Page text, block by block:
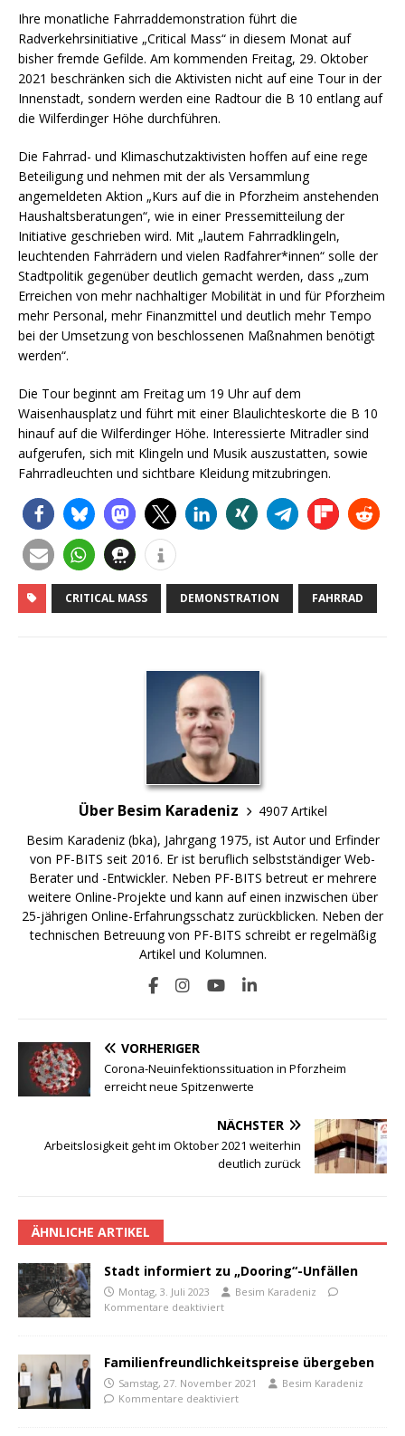
Ihre monatliche Fahrraddemonstration führt die
Radverkehrsinitiative „Critical Mass“ in diesem Monat auf
bisher fremde Gefilde. Am kommenden Freitag, 29. Oktober
2021 beschränken sich die Aktivisten nicht auf eine Tour in der
Innenstadt, sondern werden eine Radtour die B 10 entlang auf
die Wilferdinger Höhe durchführen.
Die Fahrrad- und Klimaschutzaktivisten hoffen auf eine rege
Beteiligung und nehmen mit der als Versammlung
angemeldeten Aktion „Kurs auf die in Pforzheim anstehenden
Haushaltsberatungen“, wie in einer Pressemitteilung der
Initiative geschrieben wird. Mit „lautem Fahrradklingeln,
leuchtenden Fahrrädern und vielen Radfahrer*innen“ solle der
Stadtpolitik gegenüber deutlich gemacht werden, dass „zum
Erreichen von mehr nachhaltiger Mobilität in und für Pforzheim
mehr Personal, mehr Finanzmittel und deutlich mehr Tempo
bei der Umsetzung von beschlossenen Maßnahmen benötigt
werden“.
Die Tour beginnt am Freitag um 19 Uhr auf dem
Waisenhausplatz und führt mit einer Blaulichteskorte die B 10
hinauf auf die Wilferdinger Höhe. Interessierte Mitradler sind
aufgerufen, sich mit Klingeln und Musik auszustatten, sowie
Fahrradleuchten und sichtbare Kleidung mitzubringen.
CRITICAL MASS DEMONSTRATION FAHRRAD
Über Besim Karadeniz
4907 Artikel
Besim Karadeniz (bka), Jahrgang 1975, ist Autor und Erfinder
von PF-BITS seit 2016. Er ist beruflich selbstständiger Web-
Berater und -Entwickler. Neben PF-BITS betreut er mehrere
weitere Online-Projekte und kann auf einen inzwischen über
25-jährigen Online-Erfahrungsschatz zurückblicken. Neben der
technischen Betreuung von PF-BITS schreibt er regelmäßig
Artikel und Kolumnen.
VORHERIGER
Corona-Neuinfektionssituation in Pforzheim
erreicht neue Spitzenwerte
NÄCHSTER
Arbeitslosigkeit geht im Oktober 2021 weiterhin
deutlich zurück
ÄHNLICHE ARTIKEL
Stadt informiert zu „Dooring“-Unfällen
Montag, 3. Juli 2023
Besim Karadeniz
Kommentare deaktiviert
Familienfreundlichkeitspreise übergeben
Samstag, 27. November 2021
Besim Karadeniz
Kommentare deaktiviert